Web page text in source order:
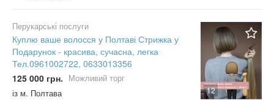
12
Перукарські послуги
Куплю ваше волосся у Полтаві Стрижка у
Подарунок - красива, сучасна, легка
Тел.0961002722, 0633013356
125 000 грн. Можливий торг
із м. Полтава